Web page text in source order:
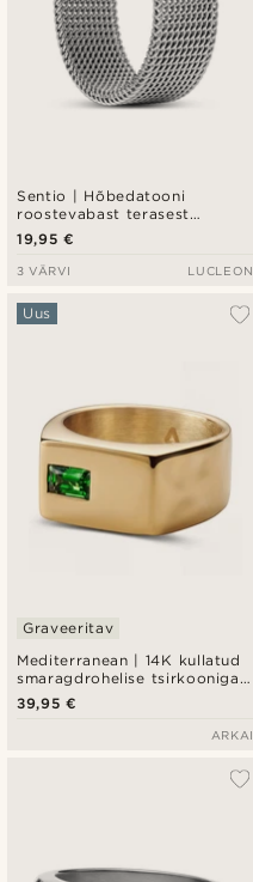
Sentio | Hõbedatooni
roostevabast terasest
painduv võrksõrmus
19,95 €
3 VÄRVI LUCLEON
Mediterranean | 14K kullatud
smaragdrohelise tsirkooniga
riba pitsat-sõrmus
Uus
Graveeritav
39,95 €
ARKAI